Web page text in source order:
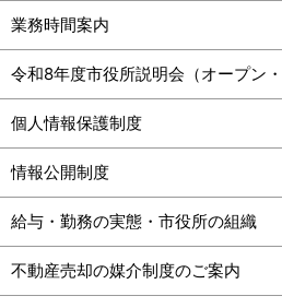
業務時間案内
令和8年度市役所説明会（オープン・
個人情報保護制度
情報公開制度
給与・勤務の実態・市役所の組織
不動産売却の媒介制度のご案内